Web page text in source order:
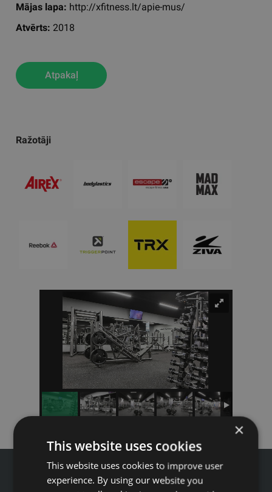
Ražotāji
Mājas lapa: http://xfitness.lt/apie-mus/
Atvērts: 2018
Atpakaļ
×
This website uses cookies
This website uses cookies to improve user
experience. By using our website you